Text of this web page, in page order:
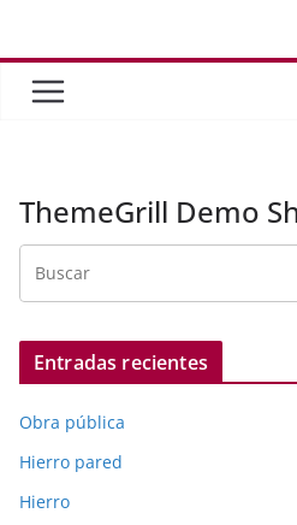
contenido
ThemeGrill Demo
Entradas recientes
Obra pública
Hierro pared
Hierro